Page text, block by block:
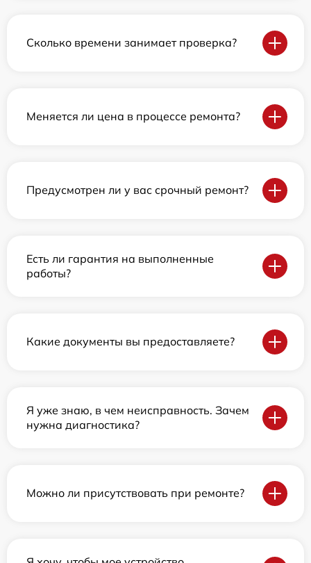
Сколько времени занимает проверка?
Меняется ли цена в процессе ремонта?
Предусмотрен ли у вас срочный ремонт?
Есть ли гарантия на выполненные
работы?
Какие документы вы предоставляете?
Я уже знаю, в чем неисправность. Зачем
нужна диагностика?
Можно ли присутствовать при ремонте?